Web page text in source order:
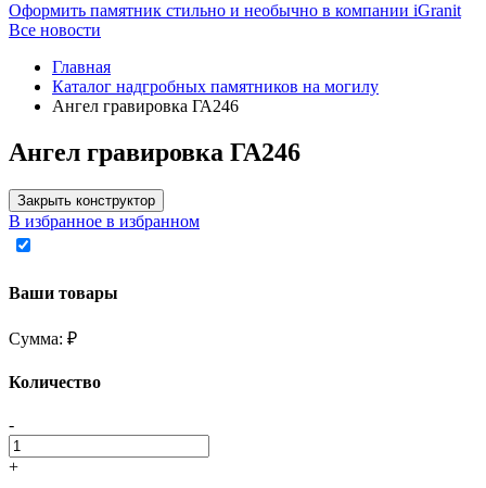
Оформить памятник стильно и необычно в компании iGranit
Все новости
Главная
Каталог надгробных памятников на могилу
Ангел гравировка ГА246
Ангел гравировка ГА246
Закрыть конструктор
В избранное в избранном
Ваши товары
Сумма: ₽
Количество
-
+